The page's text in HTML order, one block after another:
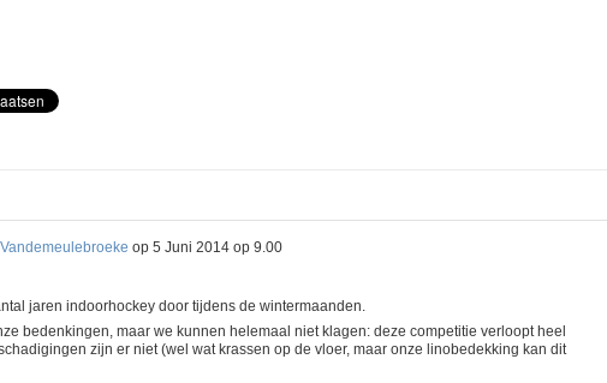
op 5 Juni 2014 op 9.00
jaren indoorhockey door tijdens de wintermaanden.
bedenkingen, maar we kunnen helemaal niet klagen: deze competitie verloopt heel
zijn er niet (wel wat krassen op de vloer, maar onze linobedekking kan dit